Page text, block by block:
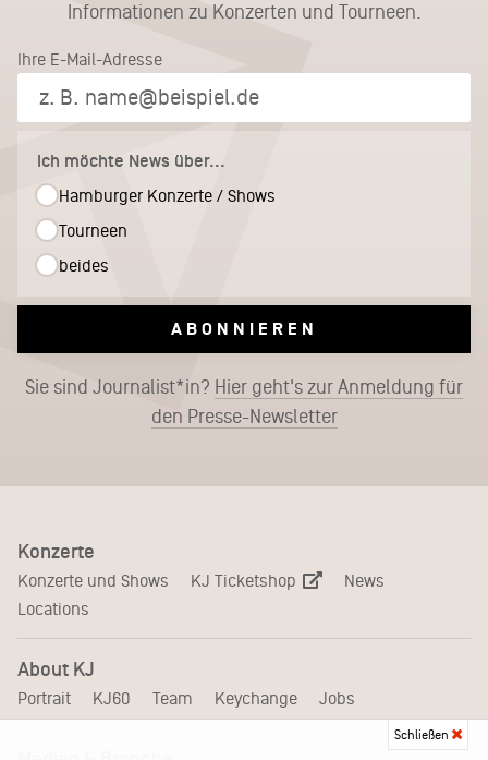
Informationen zu Konzerten und Tourneen.
Ihre E-Mail-Adresse
Ich möchte News über...
Hamburger Konzerte / Shows
Tourneen
beides
ABONNIEREN
Sie sind Journalist*in? Hier geht's zur Anmeldung für
den Presse-Newsletter
Konzerte
Konzerte und Shows KJ Ticketshop
News
Locations
About KJ
Portrait KJ60 Team Keychange Jobs
Schließen